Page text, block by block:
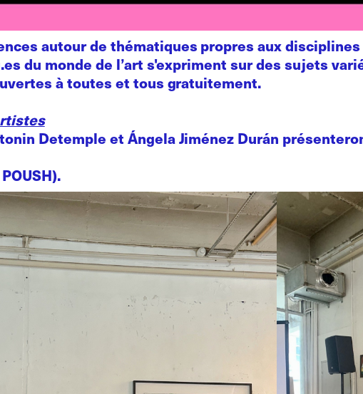
autour de thématiques propres aux
du monde de l’art s'expriment sur des sujets
à toutes et tous gratuitement.
Detemple et Ángela Jiménez Durán